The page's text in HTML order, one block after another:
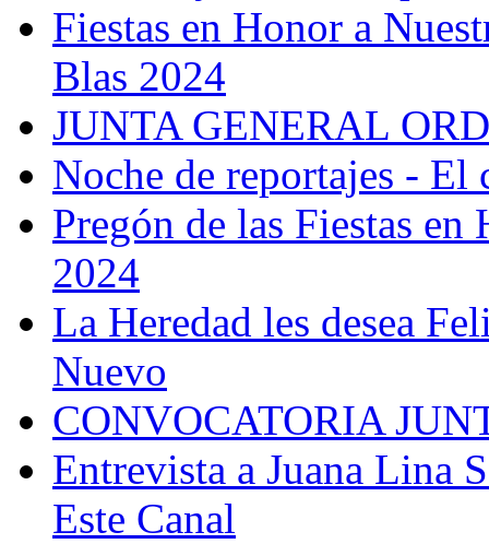
Fiestas en Honor a
Blas 2024
JUNTA GENERAL
Noche de reportajes - El
Pregón de las Fiestas
2024
La Heredad les desea
Nuevo
CONVOCATORIA
Entrevista a Juana Lina
Este Canal